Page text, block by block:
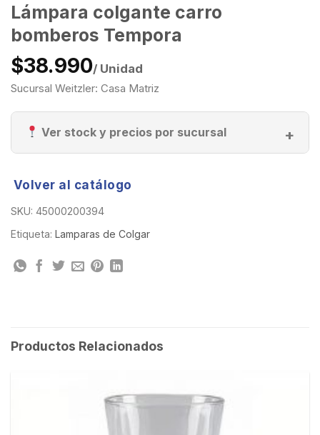
Lámpara colgante carro
bomberos Tempora
$38.990/ Unidad
Sucursal Weitzler: Casa Matriz
Ver stock y precios por sucursal
Volver al catálogo
SKU: 45000200394
Etiqueta: Lamparas de Colgar
Productos Relacionados